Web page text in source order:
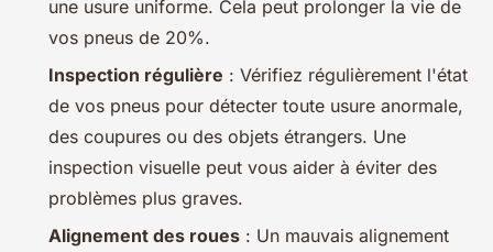
une usure uniforme. Cela peut prolonger la vie de
vos pneus de 20%.
Inspection régulière : Vérifiez régulièrement l'état
de vos pneus pour détecter toute usure anormale,
des coupures ou des objets étrangers. Une
inspection visuelle peut vous aider à éviter des
problèmes plus graves.
Alignement des roues : Un mauvais alignement